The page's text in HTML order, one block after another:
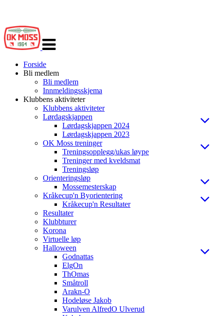
navigasjon
Forside
Bli medlem
Bli medlem
Innmeldingsskjema
Klubbens aktiviteter
Klubbens aktiviteter
Lørdagskjappen
Lørdagskjappen 2024
Lørdagskjappen 2023
OK Moss treninger
Treningsopplegg/ukas løype
Treninger med kveldsmat
Treningsløp
Orienteringsløp
Mossemesterskap
Kråkecup'n Byorientering
Kråkecup'n Resultater
Resultater
Klubbturer
Korona
Virtuelle løp
Halloween
Godnattas
ElgOn
ThOmas
Småtroll
Arakn-O
Hodeløse Jakob
Varulven AlfredO Ulverud